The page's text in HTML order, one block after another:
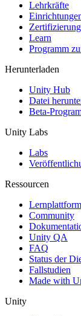
XR-Spiele
XR-Spiele
Multiplayer-Spiele
Vereinfachte
Lehrkräfte
Zertifizierung
Learn
Programm
Herunterladen
Unity Hub
Datei
Beta-
Unity Labs
Labs
Ressourcen
Lernplattform
Community
Unity QA
FAQ
Status der
Fallstudien
Made with
Unity